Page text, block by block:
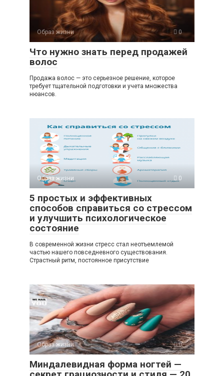
Образ жизни 0
Что нужно знать перед продажей
волос
Продажа волос — это серьезное решение, которое
требует тщательной подготовки и учета множества
нюансов.
Образ жизни 0
5 простых и эффективных
способов справиться со стрессом
и улучшить психологическое
состояние
В современной жизни стресс стал неотъемлемой
частью нашего повседневного существования.
Страстный ритм, постоянное присутствие
Образ жизни 0
Миндалевидная форма ногтей —